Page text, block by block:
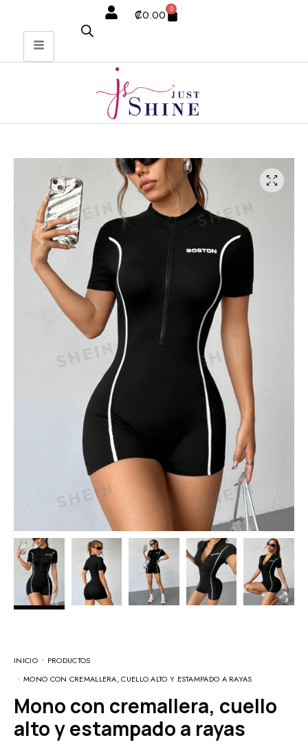
₡0.00 0
INICIO
PRODUCTOS
MONO CON CREMALLERA, CUELLO ALTO Y ESTAMPADO A RAYAS
Mono con cremallera, cuello
alto y estampado a rayas